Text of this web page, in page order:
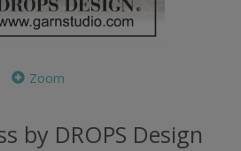
Zoom
by DROPS Design